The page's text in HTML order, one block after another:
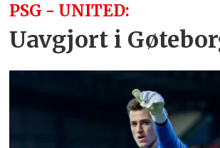
PSG - UNITED:
Uavgjort i